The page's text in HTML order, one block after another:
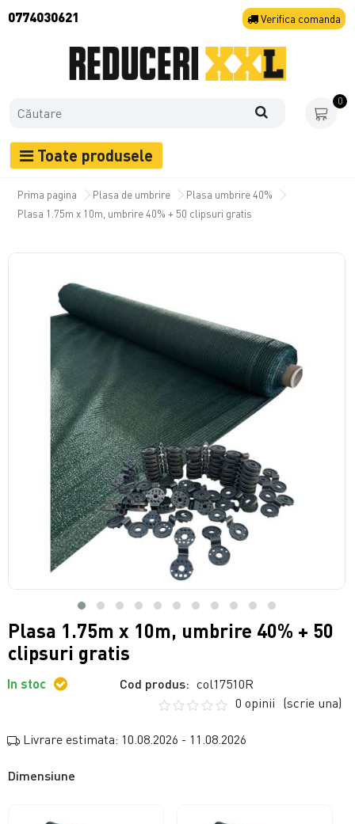
0774030621 Verifica comanda
0
Toate produsele
Prima pagina Plasa de umbrire
Plasa umbrire 40%
Plasa 1.75m x 10m, umbrire 40% + 50 clipsuri gratis
Plasa 1.75m x 10m, umbrire 40% + 50
clipsuri gratis
In stoc Cod produs: col17510R
0 opinii (scrie una)
Livrare estimata: 10.08.2026 - 11.08.2026
Dimensiune